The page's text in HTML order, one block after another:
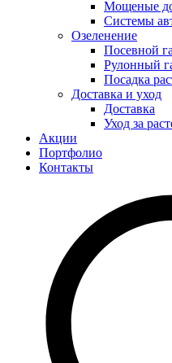
Мощеные
Системы
Озеленение
Посевной
Рулонный
Посадка
Доставка и уход
Доставка
Уход за
Акции
Портфолио
Контакты